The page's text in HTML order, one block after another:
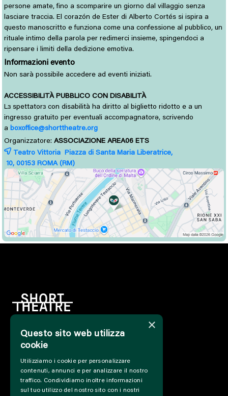
persone amate, fino a scomparire un giorno dal villaggio senza
lasciare traccia. El corazón de Ester di Alberto Cortés si ispira a
questo manoscritto e funziona come una confessione al pubblico, un
rituale intimo della parola per redimerci insieme, spingendoci a
ripensare i limiti della dedizione emotiva.
Informazioni evento
Non sarà possibile accedere ad eventi iniziati.
ACCESSIBILITÀ PUBBLICO CON DISABILITÀ
L ɜ spettatorɜ con disabilità ha diritto al biglietto ridotto e a un
ingresso gratuito per eventuali accompagnatorə, scrivendo
a boxoffice@shorttheatre.org
Organizzatore: ASSOCIAZIONE AREA06 ETS
Teatro Vittoria Piazza di Santa Maria Liberatrice,
10, 00153 ROMA(RM)
HOME
SOSTIENICI
PRESS&PROFESSIONAL
CHI SIAMO
×
Questo sito web utilizza
cookie
Utilizziamo i cookie per personalizzare
contenuti, annunci e per analizzare il nostro
traffico. Condividiamo inoltre informazioni
sul tuo utilizzo del nostro sito con i nostri